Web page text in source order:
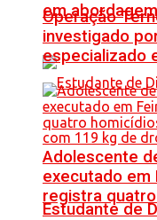
em
Estudante de
Operação
investigado
especializado
Adolescente
executado em
registra